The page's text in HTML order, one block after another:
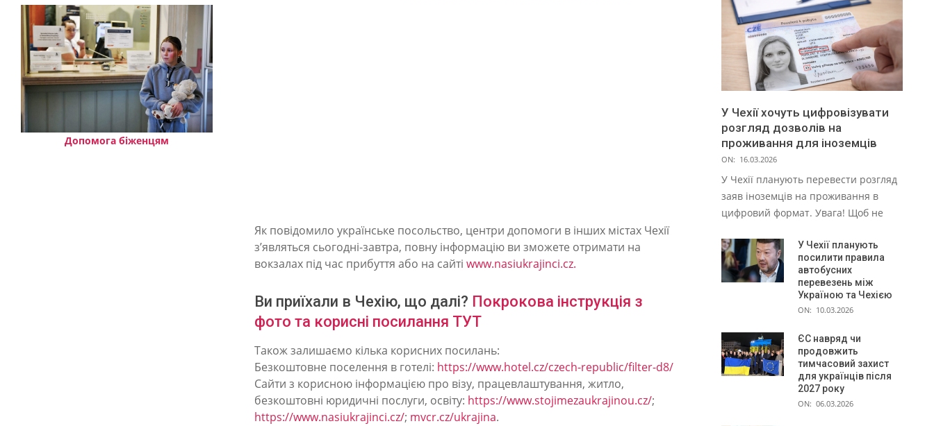
я
м
П
р
а
з
і
,
Як повідомило українське посольство, центри допомоги в інших містах Чехії
з’являться сьогодні-завтра, повну інформацію ви зможете отримати на
вокзалах під час прибуття або на сайті www.nasiukrajinci.cz.
Ви приїхали в Чехію, що далі? Покрокова інструкція з
фото та корисні посилання ТУТ
Також залишаємо кілька корисних посилань:
Безкоштовне поселення в готелі: https://www.hotel.cz/czech-republic/filter-d8/
Сайти з корисною інформацією про візу, працевлаштування, житло,
безкоштовні юридичні послуги, освіту: https://www.stojimezaukrajinou.cz/;
https://www.nasiukrajinci.cz/; mvcr.cz/ukrajina.
Допомога біженцям
У Чехії хочуть цифровізувати
розгляд дозволів на
проживання для іноземців
ON: 16.03.2026
У Чехії планують перевести розгляд
заяв іноземців на проживання в
цифровий формат. Увага! Щоб не
У Чехії планують
посилити правила
автобусних
перевезень між
Україною та Чехією
ON: 10.03.2026
ЄС навряд чи
продовжить
тимчасовий захист
для українців після
2027 року
ON: 06.03.2026